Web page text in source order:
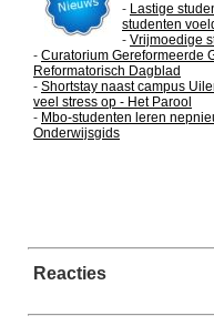
- Lastige
studenten
- Vrijmoedige
- Curatorium Gereformeerde
Reformatorisch Dagblad
- Shortstay naast campus
veel stress op - Het Parool
- Mbo-studenten leren
Onderwijsgids
Reacties